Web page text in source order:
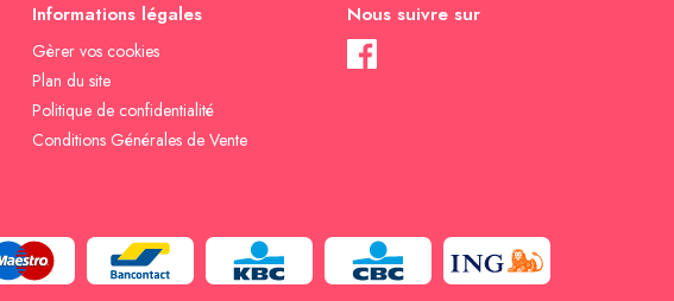
Informations légales
Gèrer vos cookies
Plan du site
Politique de confidentialité
Conditions Générales de Vente
Nous suivre sur